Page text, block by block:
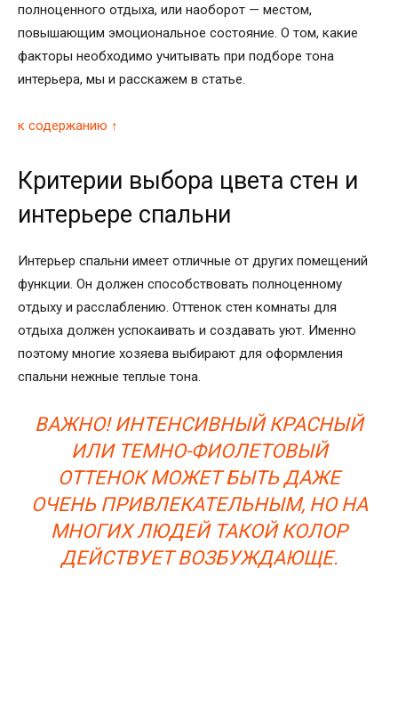
полноценного отдыха, или наоборот — местом,
повышающим эмоциональное состояние. О том, какие
факторы необходимо учитывать при подборе тона
интерьера, мы и расскажем в статье.
к содержанию ↑
Критерии выбора цвета стен и
интерьере спальни
Интерьер спальни имеет отличные от других помещений
функции. Он должен способствовать полноценному
отдыху и расслаблению. Оттенок стен комнаты для
отдыха должен успокаивать и создавать уют. Именно
поэтому многие хозяева выбирают для оформления
спальни нежные теплые тона.
ВАЖНО! ИНТЕНСИВНЫЙ КРАСНЫЙ
ИЛИ ТЕМНО-ФИОЛЕТОВЫЙ
ОТТЕНОК МОЖЕТ БЫТЬ ДАЖЕ
ОЧЕНЬ ПРИВЛЕКАТЕЛЬНЫМ, НО НА
МНОГИХ ЛЮДЕЙ ТАКОЙ КОЛОР
ДЕЙСТВУЕТ ВОЗБУЖДАЮЩЕ.